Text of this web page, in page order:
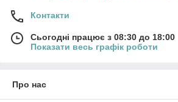
Контакти
Сьогодні працює з 08:30 до 18:00
Показати весь графік роботи
Про нас